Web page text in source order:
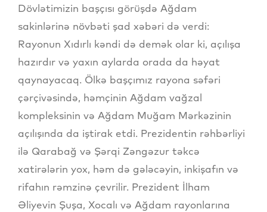
Dövlətimizin başçısı görüşdə Ağdam
sakinlərinə növbəti şad xəbəri də verdi:
Rayonun Xıdırlı kəndi də demək olar ki, açılışa
hazırdır və yaxın aylarda orada da həyat
qaynayacaq. Ölkə başçımız rayona səfəri
çərçivəsində, həmçinin Ağdam vağzal
kompleksinin və Ağdam Muğam Mərkəzinin
açılışında da iştirak etdi. Prezidentin rəhbərliyi
ilə Qarabağ və Şərqi Zəngəzur təkcə
xatirələrin yox, həm də gələcəyin, inkişafın və
rifahın rəmzinə çevrilir. Prezident İlham
Əliyevin Şuşa, Xocalı və Ağdam rayonlarına